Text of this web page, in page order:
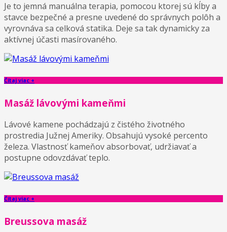
Je to jemná manuálna terapia, pomocou ktorej sú kĺby a
stavce bezpečné a presne uvedené do správnych polôh a
vyrovnáva sa celková statika. Deje sa tak dynamicky za
aktívnej účasti masírovaného.
Čítaj viac +
Masáž lávovými kameňmi
Lávové kamene pochádzajú z čistého životného
prostredia Južnej Ameriky. Obsahujú vysoké percento
železa. Vlastnosť kameňov absorbovať, udržiavať a
postupne odovzdávať teplo.
Čítaj viac +
Breussova masáž